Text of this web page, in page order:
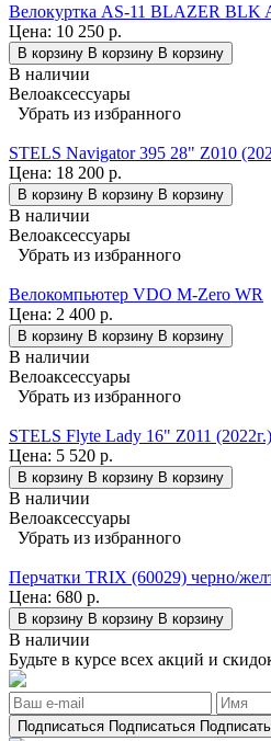
Велокуртка AS-11 BLAZER BLK
Цена: 10 250 р.
В корзину В корзину В корзину
В наличии
Велоаксессуары
Убрать из избранного
STELS Navigator 395 28" Z010
Цена: 18 200 р.
В корзину В корзину В корзину
В наличии
Велоаксессуары
Убрать из избранного
Велокомпьютер VDO M-Zero WR
Цена: 2 400 р.
В корзину В корзину В корзину
В наличии
Велоаксессуары
Убрать из избранного
STELS Flyte Lady 16" Z011 (2022г.)
Цена: 5 520 р.
В корзину В корзину В корзину
В наличии
Велоаксессуары
Убрать из избранного
Перчатки TRIX (60029) черно/
Цена: 680 р.
В корзину В корзину В корзину
В наличии
Будьте в курсе всех акций и
Подписаться Подписаться